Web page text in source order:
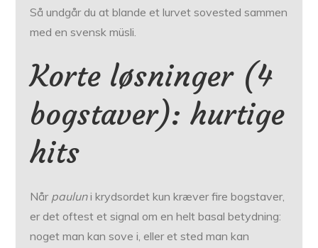
Så undgår du at blande et lurvet sovested sammen
med en svensk müsli.
Korte løsninger (4
bogstaver): hurtige
hits
Når pauluni krydsordet kun kræver fire bogstaver,
er det oftest et signal om en helt basal betydning:
noget man kan sove i, eller et sted man kan